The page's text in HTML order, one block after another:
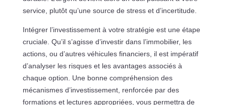
service, plutôt qu’une source de stress et d’incertitude.
Intégrer l’investissement à votre stratégie est une étape
cruciale. Qu’il s’agisse d’investir dans l’immobilier, les
actions, ou d’autres véhicules financiers, il est impératif
d’analyser les risques et les avantages associés à
chaque option. Une bonne compréhension des
mécanismes d’investissement, renforcée par des
formations et lectures appropriées, vous permettra de